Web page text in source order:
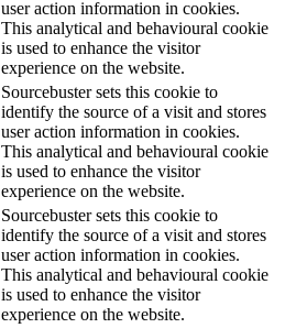
user action information in cookies.
This analytical and behavioural cookie
is used to enhance the visitor
experience on the website.
Sourcebuster sets this cookie to
identify the source of a visit and stores
user action information in cookies.
This analytical and behavioural cookie
is used to enhance the visitor
experience on the website.
Sourcebuster sets this cookie to
identify the source of a visit and stores
user action information in cookies.
This analytical and behavioural cookie
is used to enhance the visitor
experience on the website.